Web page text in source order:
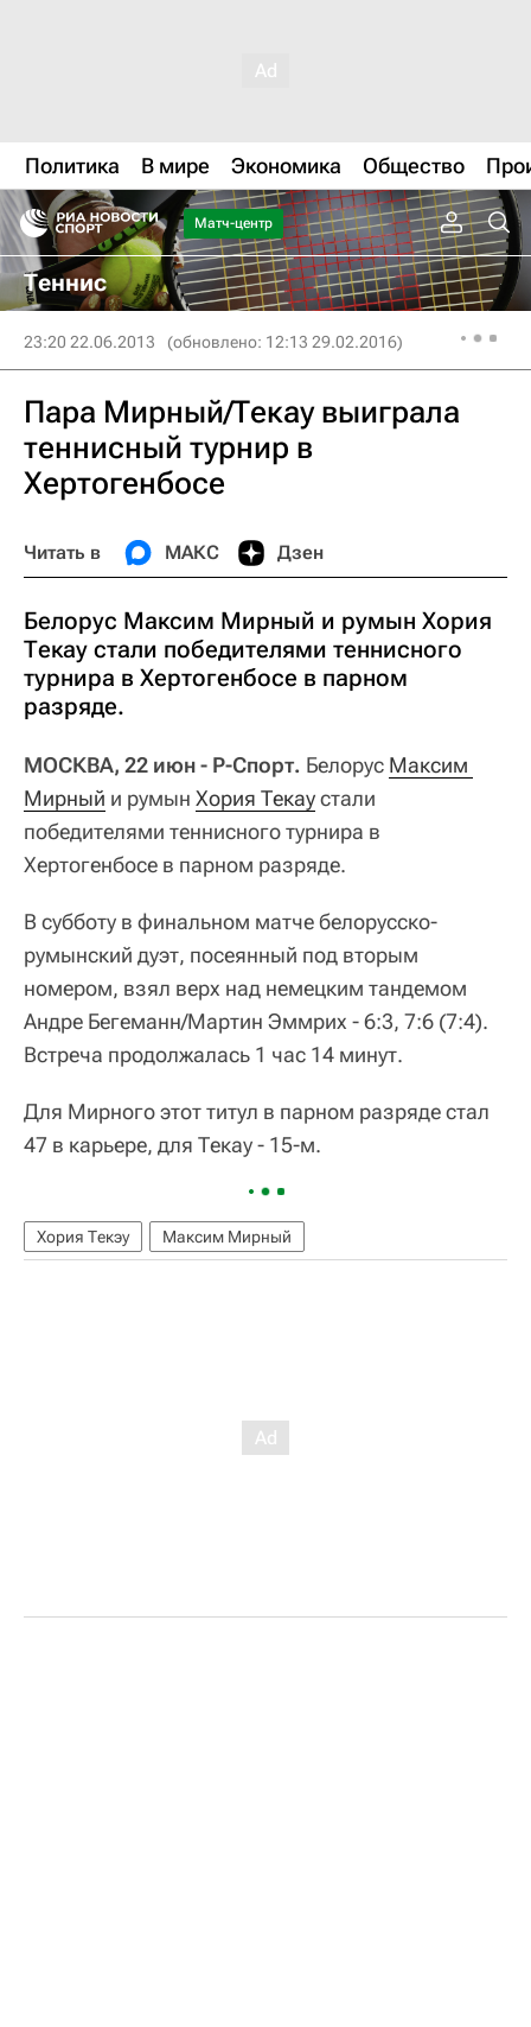
Политика В мире Экономика Общество
Матч-центр
Теннис
23:20 22.06.2013 (обновлено: 12:13 29.02.2016)
Пара Мирный/Текау выиграла
теннисный турнир в
Хертогенбосе
Читать в МАКС Дзен
Белорус Максим Мирный и румын Хория
Текау стали победителями теннисного
турнира в Хертогенбосе в парном
разряде.
МОСКВА, 22 июн - Р-Спорт. Белорус Максим
Мирный и румын Хория Текаустали
победителями теннисного турнира в
Хертогенбосе в парном разряде.
В субботу в финальном матче белорусско-
румынский дуэт, посеянный под вторым
номером, взял верх над немецким тандемом
Андре Бегеманн/Мартин Эммрих - 6:3, 7:6 (7:4).
Встреча продолжалась 1 час 14 минут.
Для Мирного этот титул в парном разряде стал
47 в карьере, для Текау - 15-м.
Хория Текэу Максим Мирный